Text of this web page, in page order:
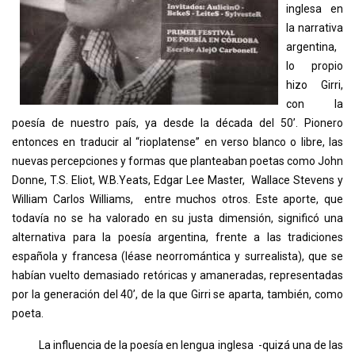
inglesa en
la narrativa
argentina,
lo propio
hizo Girri,
con la
poesía de nuestro país, ya desde la década del 50’. Pionero
entonces en traducir al “rioplatense” en verso blanco o libre, las
nuevas percepciones y formas que planteaban poetas como John
Donne, T.S. Eliot, W.B.Yeats, Edgar Lee Master, Wallace Stevens y
William Carlos Williams, entre muchos otros. Este aporte, que
todavía no se ha valorado en su justa dimensión, significó una
alternativa para la poesía argentina, frente a las tradiciones
española y francesa (léase neorromántica y surrealista), que se
habían vuelto demasiado retóricas y amaneradas, representadas
por la generación del 40’, de la que Girri se aparta, también, como
poeta.
La influencia de la poesía en lengua inglesa -quizá una de las